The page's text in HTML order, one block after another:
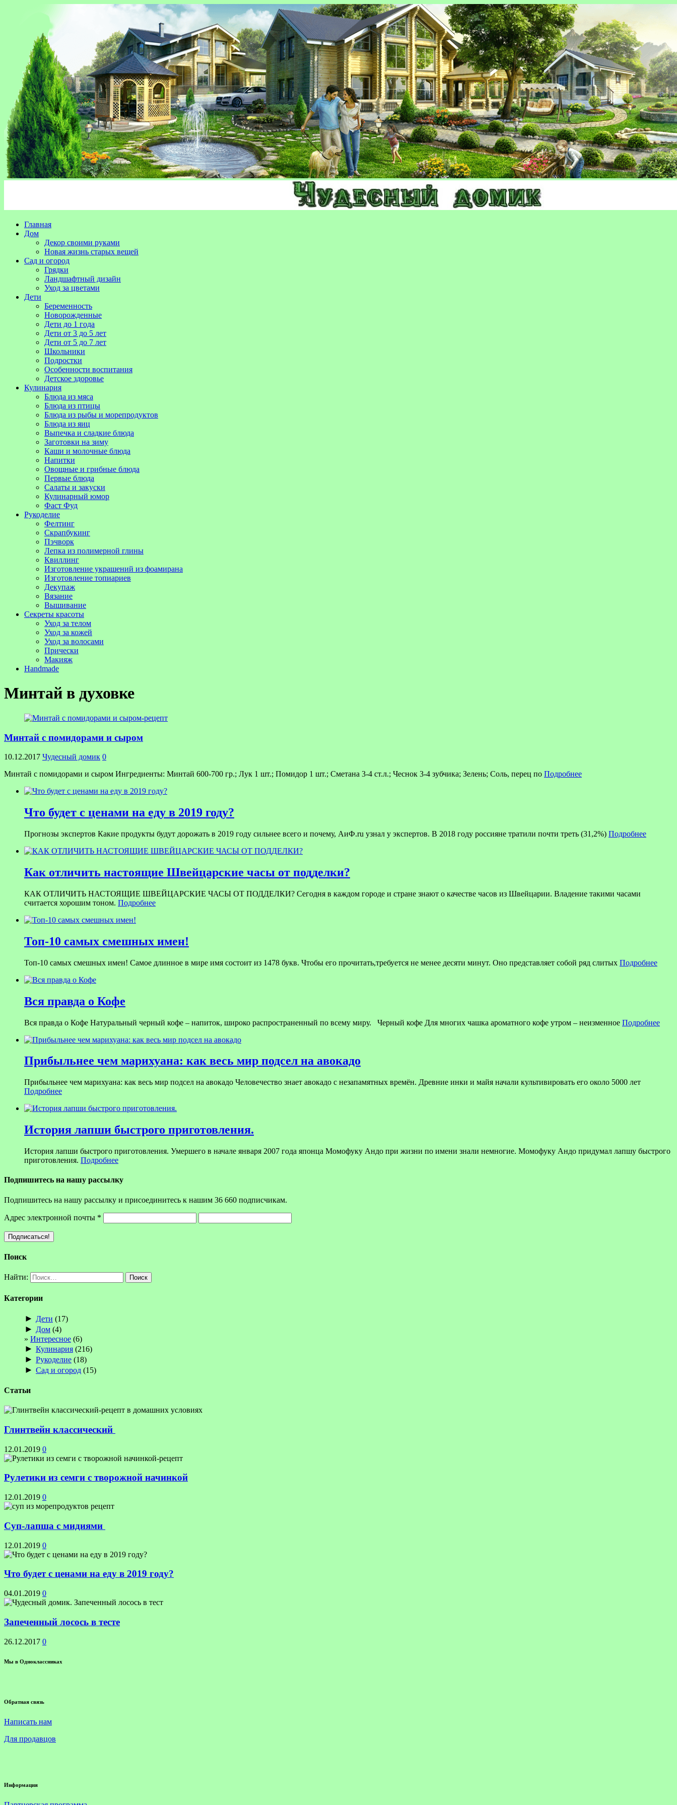
Главная
Дом
Декор своими руками
Новая жизнь старых вещей
Сад и огород
Грядки
Ландшафтный дизайн
Уход за цветами
Дети
Беременность
Новорожденные
Дети до 1 года
Дети от 3 до 5 лет
Дети от 5 до 7 лет
Школьники
Подростки
Особенности воспитания
Детское здоровье
Кулинария
Блюда из мяса
Блюда из птицы
Блюда из рыбы и морепродуктов
Блюда из яиц
Выпечка и сладкие блюда
Заготовки на зиму
Каши и молочные блюда
Напитки
Овощные и грибные блюда
Первые блюда
Салаты и закуски
Кулинарный юмор
Фаст Фуд
Рукоделие
Фелтинг
Скрапбукинг
Пэчворк
Лепка из полимерной глины
Квиллинг
Изготовление украшений из фоамирана
Изготовление топиариев
Декупаж
Вязание
Вышивание
Секреты красоты
Уход за телом
Уход за кожей
Уход за волосами
Прически
Макияж
Handmade
Минтай в духовке
Минтай с помидорами и сыром
10.12.2017 Чудесный домик 0
Минтай с помидорами и сыром Ингредиенты: Минтай 600-700 гр.; Лук 1 шт.; Помидор 1 шт.; Сметана 3-4 ст.л.; Чеснок 3-4 зубчика; Зелень; Соль, перец по Подробнее
Что будет с ценами на еду в 2019 году?
Прогнозы экспертов Какие продукты будут дорожать в 2019 году сильнее всего и почему, АиФ.ru узнал у экспертов. В 2018 году россияне тратили почти треть (31,2%) Подробнее
Как отличить настоящие Швейцарские часы от подделки?
КАК ОТЛИЧИТЬ НАСТОЯЩИЕ ШВЕЙЦАРСКИЕ ЧАСЫ ОТ ПОДДЕЛКИ? Сегодня в каждом городе и стране знают о качестве часов из Швейцарии. Владение такими часами
считается хорошим тоном. Подробнее
Топ-10 самых смешных имен!
Топ-10 самых смешных имен! Самое длинное в мире имя состоит из 1478 букв. Чтобы его прочитать,требуется не менее десяти минут. Оно представляет собой ряд слитых Подробнее
Вся правда о Кофе
Вся правда о Кофе Натуральный черный кофе – напиток, широко распространенный по всему миру. Черный кофе Для многих чашка ароматного кофе утром – неизменное Подробнее
Прибыльнее чем марихуана: как весь мир подсел на авокадо
Прибыльнее чем марихуана: как весь мир подсел на авокадо Человечество знает авокадо с незапамятных времён. Древние инки и майя начали культивировать его около 5000 лет
Подробнее
История лапши быстрого приготовления.
История лапши быстрого приготовления. Умершего в начале января 2007 года японца Момофуку Андо при жизни по имени знали немногие. Момофуку Андо придумал лапшу быстрого
приготовления. Подробнее
Подпишитесь на нашу рассылку
Подпишитесь на нашу рассылку и присоединитесь к нашим 36 660 подписчикам.
Адрес электронной почты *
Поиск
Найти:
Категории
► Дети (17)
► Дом (4)
Интересное (6)
► Кулинария (216)
► Рукоделие (18)
► Сад и огород (15)
Статьи
Глинтвейн классический
12.01.2019 0
Рулетики из семги с творожной начинкой
12.01.2019 0
Суп-лапша с мидиями
12.01.2019 0
Что будет с ценами на еду в 2019 году?
04.01.2019 0
Запеченный лосось в тесте
26.12.2017 0
Мы в Одноклассниках
Обратная связь
Написать нам
Для продавцов
Информация